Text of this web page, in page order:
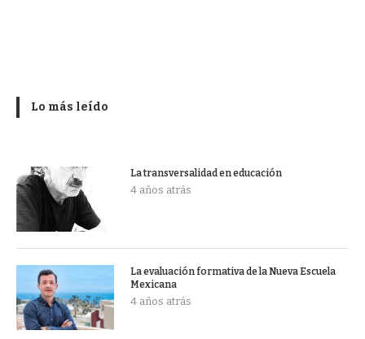
Lo más leído
La transversalidad en educación
4 años atrás
La evaluación formativa de la Nueva Escuela
Mexicana
4 años atrás